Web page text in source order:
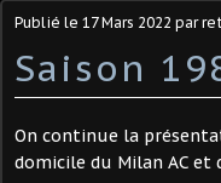
Publié le 17 Mars 2022 par
Saison
On continue la
domicile du Milan AC et